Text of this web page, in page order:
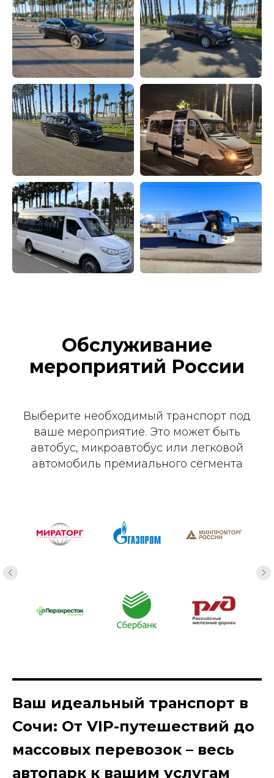
Обслуживание
мероприятий России
Выберите необходимый транспорт под
ваше мероприятие. Это может быть
автобус, микроавтобус или легковой
автомобиль премиального сегмента
Ваш идеальный транспорт в
Сочи: От VIP-путешествий до
массовых перевозок – весь
автопарк к вашим услугам